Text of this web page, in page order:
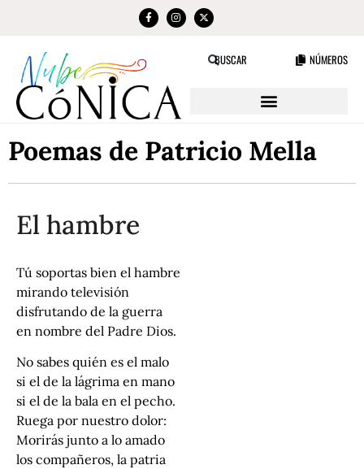
BUSCAR NÚMEROS
Poemas de Patricio Mella
El hambre
Tú soportas bien el hambre
mirando televisión
disfrutando de la guerra
en nombre del Padre Dios.
No sabes quién es el malo
si el de la lágrima en mano
si el de la bala en el pecho.
Ruega por nuestro dolor:
Morirás junto a lo amado
los compañeros, la patria